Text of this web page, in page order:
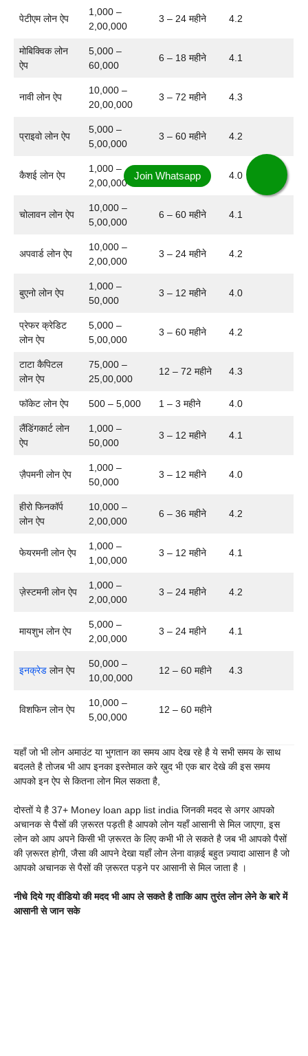
पेटीएम लोन ऐप
1,000 –
2,00,000
3 – 24 महीने 4.2
मोबिक्विक लोन
ऐप
5,000 –
60,000
6 – 18 महीने 4.1
नावी लोन ऐप
10,000 –
20,00,000
3 – 72 महीने 4.3
प्राइवो लोन ऐप
5,000 –
5,00,000
3 – 60 महीने 4.2
कैशई लोन ऐप
1,000 –
2,00,000
3 – 24 महीने 4.0
चोलावन लोन ऐप
10,000 –
5,00,000
6 – 60 महीने 4.1
अपवार्ड लोन ऐप
10,000 –
2,00,000
3 – 24 महीने 4.2
बुएनो लोन ऐप
1,000 –
50,000
3 – 12 महीने 4.0
प्रेफर क्रेडिट
लोन ऐप
5,000 –
5,00,000
3 – 60 महीने 4.2
टाटा कैपिटल
लोन ऐप
75,000 –
25,00,000
12 – 72 महीने 4.3
फॉकेट लोन ऐप 500 – 5,000 1 – 3 महीने 4.0
लैंडिंगकार्ट लोन
ऐप
1,000 –
50,000
3 – 12 महीने 4.1
ज़ैपमनी लोन ऐप
1,000 –
50,000
3 – 12 महीने 4.0
हीरो फिनकॉर्प
लोन ऐप
10,000 –
2,00,000
6 – 36 महीने 4.2
फेयरमनी लोन ऐप
1,000 –
1,00,000
3 – 12 महीने 4.1
ज़ेस्टमनी लोन ऐप
1,000 –
2,00,000
3 – 24 महीने 4.2
मायशुभ लोन ऐप
5,000 –
2,00,000
3 – 24 महीने 4.1
इनक्रेड लोन ऐप
50,000 –
10,00,000
12 – 60 महीने 4.3
विशफिन लोन ऐप
10,000 –
5,00,000
12 – 60 महीने
यहाँ जो भी लोन अमाउंट या भुगतान का समय आप देख रहे है ये सभी समय के साथ
बदलते है तोजब भी आप इनका इस्तेमाल करे ख़ुद भी एक बार देखे की इस समय
आपको इन ऐप से कितना लोन मिल सकता है,
दोस्तों ये है 37+ Money loan app list india जिनकी मदद से अगर आपको
अचानक से पैसों की ज़रूरत पड़ती है आपको लोन यहाँ आसानी से मिल जाएगा, इस
लोन को आप अपने किसी भी ज़रूरत के लिए कभी भी ले सकते है जब भी आपको पैसों
की ज़रूरत होगी, जैसा की आपने देखा यहाँ लोन लेना वाक़ई बहुत ज़्यादा आसान है जो
आपको अचानक से पैसों की ज़रूरत पड़ने पर आसानी से मिल जाता है ।
नीचे दिये गए वीडियो की मदद भी आप ले सकते है ताकि आप तुरंत लोन लेने के बारे में
आसानी से जान सके